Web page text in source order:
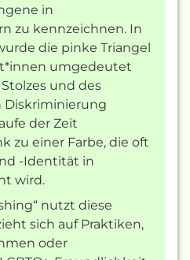
in
zu kennzeichnen. In
die pinke Triangel
umgedeutet
und des
Diskriminierung
der Zeit
zu einer Farbe, die oft
-Identität in
wird.
nutzt diese
sich auf Praktiken,
oder